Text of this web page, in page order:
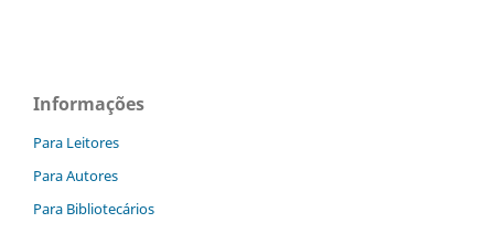
Informações
Para Leitores
Para Autores
Para Bibliotecários